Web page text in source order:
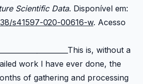
Scientific Data. Disponível em:
s41597-020-00616-w. Acesso
is, without a
work I have ever done, the
of gathering and processing